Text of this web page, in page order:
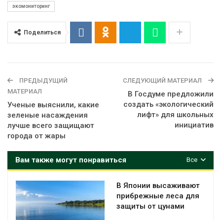
экомониторинг
Поделиться
ПРЕДЫДУЩИЙ
МАТЕРИАЛ
Ученые выяснили, какие
зеленые насаждения
лучше всего защищают
города от жары
СЛЕДУЮЩИЙ МАТЕРИАЛ
В Госдуме предложили
создать «экологический
лифт» для школьных
инициатив
Все
Вам также могут понравиться
В Японии высаживают
прибрежные леса для
защиты от цунами